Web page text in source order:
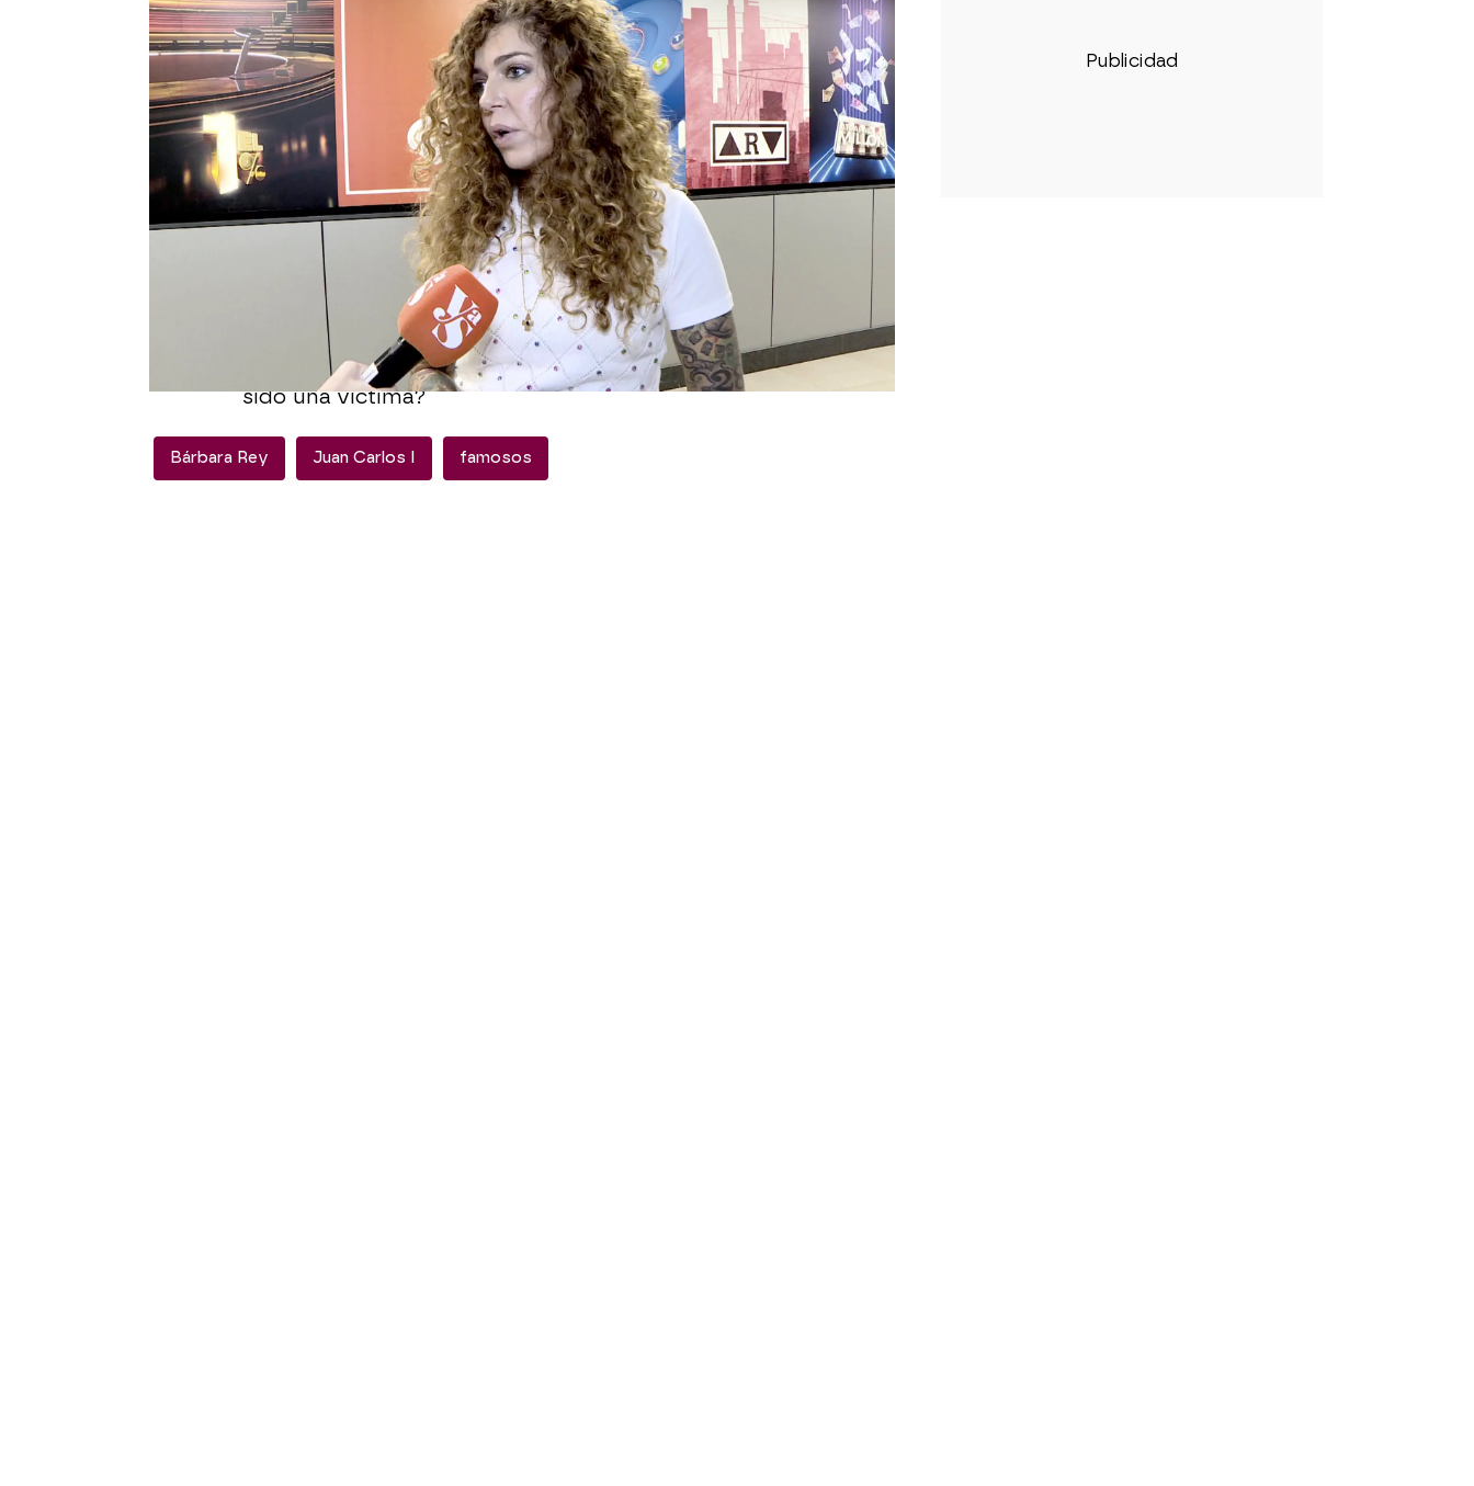
La versión del entorno de Ángel Cristo Jr.
Ángel Cristo Jr. no se ha pronunciado sobre el escándalo en el
programa, aunqueJosé Manuel Parada, colaborador de Y
ahora Sonsoles y gran amigo suyo,ha desvelado la
informacióncon la que cuenta.
Según Parada, las fotografíaslas tomó el hijo de Bárbara Rey
El colaborador ha asegurado que él ya había visto esas
imágenes y confirma que
existe más material
comprometedor. ¿Saldrá a la luz?
¿Quién miente?¿Chantajeó Bárbara a la Casa Real?¿O ha
sido una víctima?
Bárbara Rey Juan Carlos I famosos